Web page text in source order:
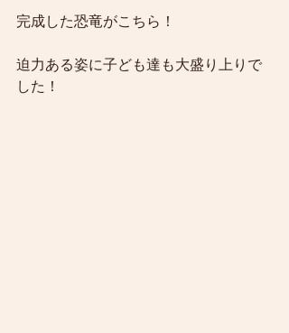
完成した恐竜がこちら！
迫力ある姿に子ども達も大盛り上りで
した！